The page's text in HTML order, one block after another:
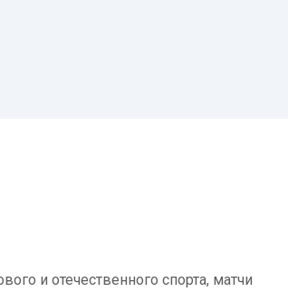
и отечественного спорта, матчи